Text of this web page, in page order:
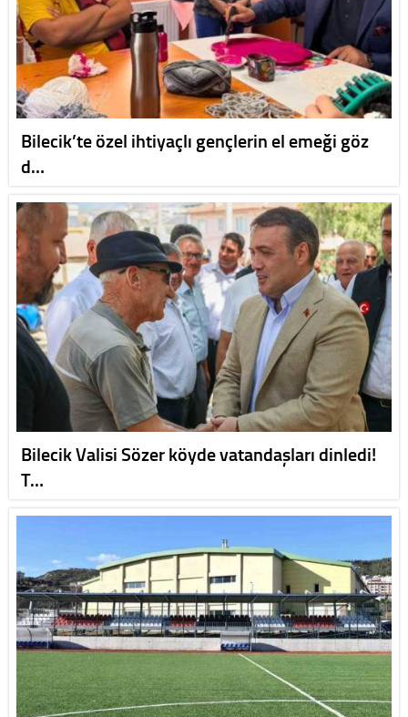
Bilecik’te özel ihtiyaçlı gençlerin el emeği göz
d…
Bilecik Valisi Sözer köyde vatandaşları dinledi!
T…